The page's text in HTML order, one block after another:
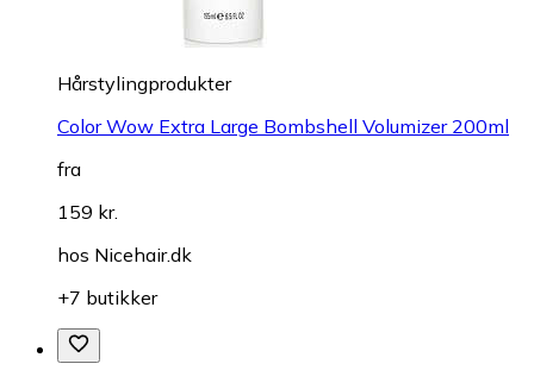
Hårstylingprodukter
Color Wow Extra Large Bombshell Volumizer 200ml
fra
159 kr.
hos Nicehair.dk
+7 butikker